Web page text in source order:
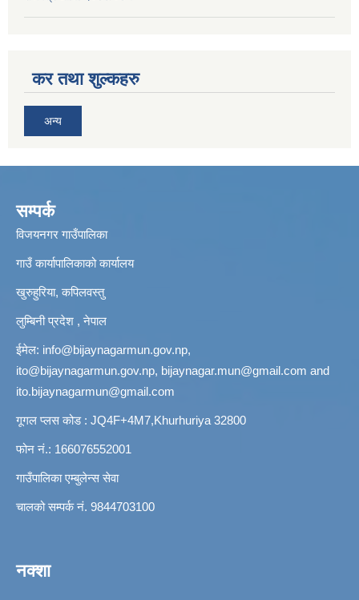
कर तथा शुल्कहरु
अन्य
सम्पर्क
विजयनगर गाउँपालिका
गाउँ कार्यापालिकाको कार्यालय
खुरुहुरिया, कपिलवस्तु
लुम्बिनी प्रदेश , नेपाल
ईमेल: info@bijaynagarmun.gov.np,
ito@bijaynagarmun.gov.np, bijaynagar.mun@gmail.com and
ito.bijaynagarmun@gmail.com
गूगल प्लस कोड : JQ4F+4M7,Khurhuriya 32800
फोन नं.: 166076552001
गाउँपालिका एम्बुलेन्स सेवा
चालको सम्पर्क नं. 9844703100
नक्शा